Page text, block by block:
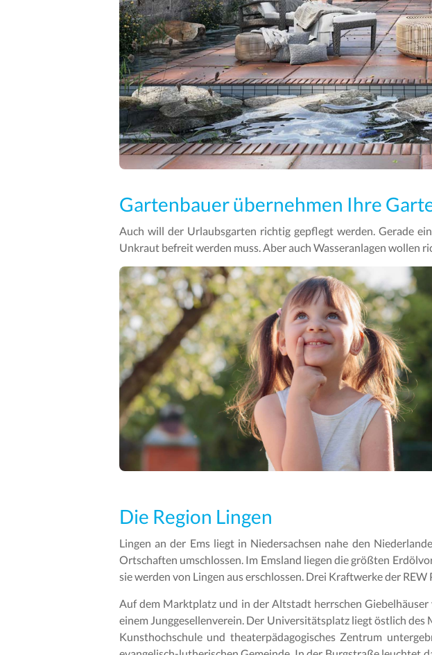
Gartenbauer übernehmen Ihre
Auch will der Urlaubsgarten richtig gepflegt werden. Gerade
Unkraut befreit werden muss. Aber auch Wasseranlagen wollen
Die Region Lingen
Lingen an der Ems liegt in Niedersachsen nahe den
Ortschaften umschlossen. Im Emsland liegen die größten
sie werden von Lingen aus erschlossen. Drei Kraftwerke der
Auf dem Marktplatz und in der Altstadt herrschen
einem Junggesellenverein. Der Universitätsplatz liegt östlich
Kunsthochschule und theaterpädagogisches Zentrum